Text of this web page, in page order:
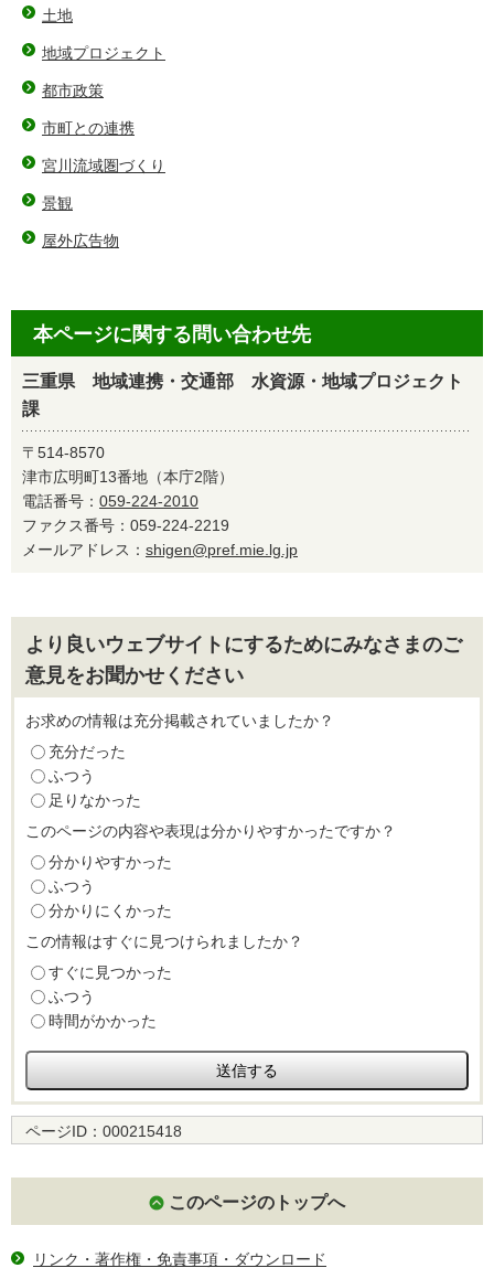
土地
地域プロジェクト
都市政策
市町との連携
宮川流域圏づくり
景観
屋外広告物
本ページに関する問い合わせ先
三重県 地域連携・交通部 水資源・地域プロジェクト
課
〒514-8570
津市広明町13番地（本庁2階）
電話番号： 059-224-2010
ファクス番号：059-224-2219
メールアドレス： shigen@pref.mie.lg.jp
より良いウェブサイトにするためにみなさまのご
意見をお聞かせください
お求めの情報は充分掲載されていましたか？
充分だった
ふつう
足りなかった
このページの内容や表現は分かりやすかったですか？
分かりやすかった
ふつう
分かりにくかった
この情報はすぐに見つけられましたか？
すぐに見つかった
ふつう
時間がかかった
ページID： 000215418
このページのトップへ
リンク・著作権・免責事項・ダウンロード